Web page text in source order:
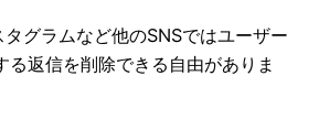
グラムなど他のSNSではユーザー
る返信を削除できる自由がありま